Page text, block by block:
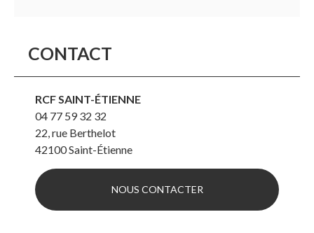
CONTACT
RCF SAINT-ÉTIENNE
04 77 59 32 32
22, rue Berthelot
42100Saint-Étienne
NOUS CONTACTER